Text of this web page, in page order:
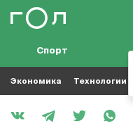
Спорт
Экономика Технологии